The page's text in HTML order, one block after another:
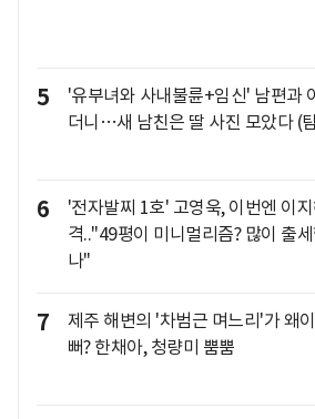
5
'유부녀와 사내불륜+임신' 남편과
더니…새 남친은 딸 사진 모았다 (
6
'전자발찌 1호' 고영욱, 이번엔 이지
격.."49평이 미니멀리즘? 많이 출
나"
7
제주 해변의 '차범근 며느리'가 왜
뻐? 한채아, 청량미 뿜뿜